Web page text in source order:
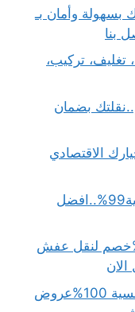
وأمان بـ
فك، تغليف، تركيب،
بضمان
خيارك الاقتصادي
ونيت نقل عفش مكه التزام واحترافية99%..افضل
نقل عفش شمال الرياض بـ35%خصم لنقل عفش
حقين نقل عفش بالرياض أسعار تنافسية 100%عروض